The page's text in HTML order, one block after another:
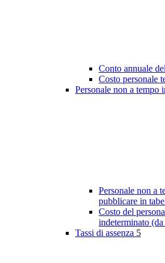
Conto annuale
Costo personale
Personale non a tempo
Personale non a
pubblicare in
Costo del
indeterminato
Tassi di assenza 5